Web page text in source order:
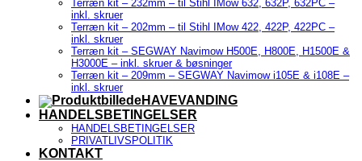
Terræn kit – 232mm – til Stihl IMow 632, 632P, 632PC –
inkl. skruer
Terræn kit – 202mm – til Stihl IMow 422, 422P, 422PC –
inkl. skruer
Terræn kit – SEGWAY Navimow H500E, H800E, H1500E &
H3000E – inkl. skruer & bøsninger
Terræn kit – 209mm – SEGWAY Navimow i105E & i108E –
inkl. skruer
HAVEVANDING
HANDELSBETINGELSER
HANDELSBETINGELSER
PRIVATLIVSPOLITIK
KONTAKT